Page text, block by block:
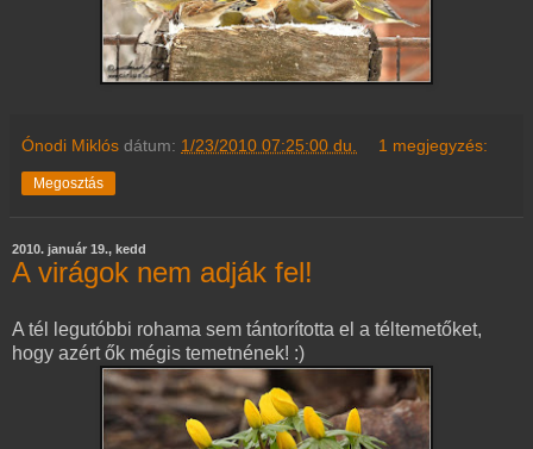
Ónodi Miklós dátum: 1/23/2010 07:25:00 du. 1 megjegyzés:
Megosztás
2010. január 19., kedd
A virágok nem adják fel!
A tél legutóbbi rohama sem tántorította el a téltemetőket,
hogy azért ők mégis temetnének! :)